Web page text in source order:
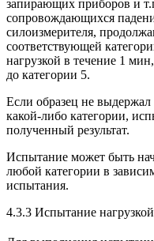
запирающих приборов и
сопровождающихся
силоизмерителя,
соответствующей
нагрузкой в течение 1
до категории 5.
Если образец не
какой-либо категории,
полученный результат.
Испытание может быть
любой категории в
испытания.
4.3.3 Испытание